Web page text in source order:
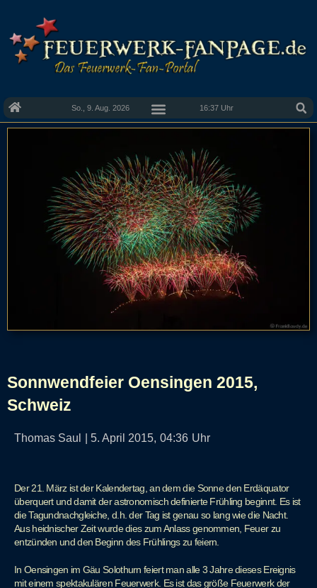
So., 9. Aug. 2026 16:37 Uhr
Sonnwendfeier Oensingen 2015,
Schweiz
Thomas Saul 5. April 2015, 04:36 Uhr
Der 21. März ist der Kalendertag, an dem die Sonne den Erdäquator
überquert und damit der astronomisch definierte Frühling beginnt. Es ist
die Tagundnachgleiche, d.h. der Tag ist genau so lang wie die Nacht.
Aus heidnischer Zeit wurde dies zum Anlass genommen, Feuer zu
entzünden und den Beginn des Frühlings zu feiern.
In Oensingen im Gäu Solothurn feiert man alle 3 Jahre dieses Ereignis
mit einem spektakulären Feuerwerk. Es ist das größe Feuerwerk der